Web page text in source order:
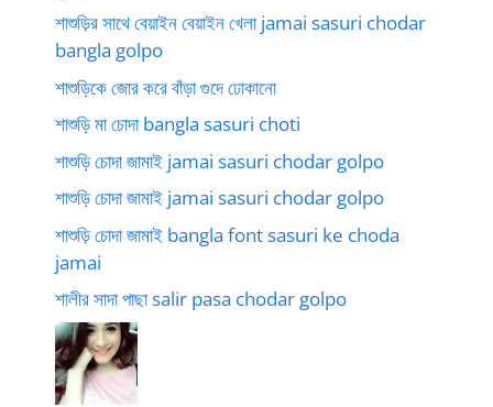
শাশুড়ির সাথে বেয়াইন বেয়াইন খেলা jamai sasuri chodar
bangla golpo
শাশুড়িকে জোর করে বাঁড়া গুদে ঢোকানো
শাশুড়ি মা চোদা bangla sasuri choti
শাশুড়ি চোদা জামাই jamai sasuri chodar golpo
শাশুড়ি চোদা জামাই jamai sasuri chodar golpo
শাশুড়ি চোদা জামাই bangla font sasuri ke choda
jamai
শালীর সাদা পাছা salir pasa chodar golpo